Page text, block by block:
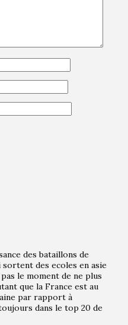
des bataillons de
des ecoles en asie
le moment de ne plus
que la France est au
par rapport à
dans le top 20 de